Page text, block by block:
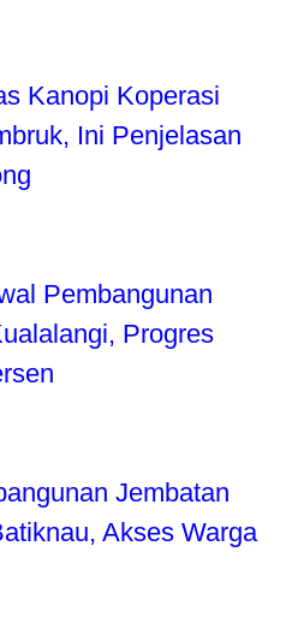
Kanopi Koperasi
Ini Penjelasan
Pembangunan
Progres
Jembatan
Akses Warga